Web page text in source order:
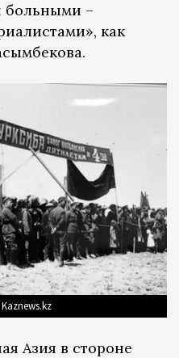
больными –
как
Азия в стороне